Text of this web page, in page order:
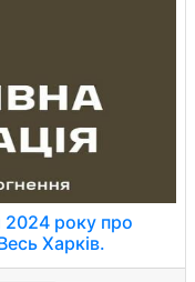
2024 року про
Харків.